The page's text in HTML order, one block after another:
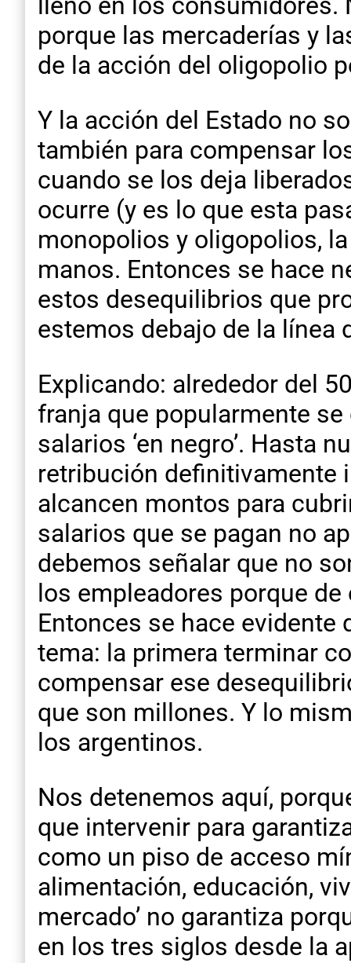
porque las mercaderías y
de la acción del oligopolio
Y la acción del Estado no
también para compensar
cuando se los deja
ocurre (y es lo que esta
monopolios y oligopolios,
manos. Entonces se hace
estos desequilibrios que
estemos debajo de la línea
Explicando: alrededor del
franja que popularmente se
salarios ‘en negro’. Hasta
retribución definitivamente
alcancen montos para
salarios que se pagan no
debemos señalar que no
los empleadores porque
Entonces se hace evidente
tema: la primera terminar
compensar ese
que son millones. Y lo
los argentinos.
Nos detenemos aquí,
que intervenir para
como un piso de acceso
alimentación, educación,
mercado’ no garantiza
en los tres siglos desde la